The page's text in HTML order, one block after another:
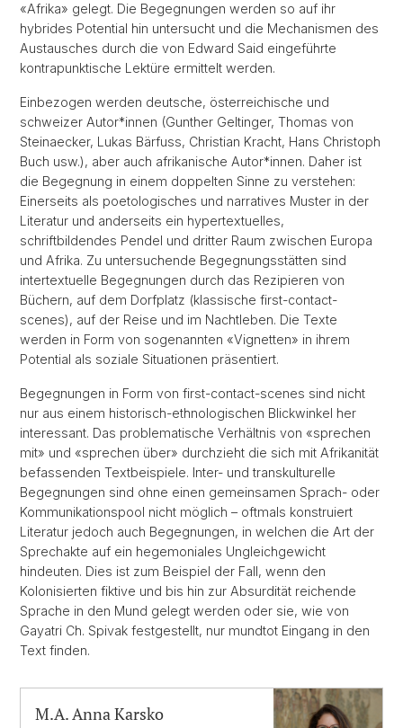
«Afrika» gelegt. Die Begegnungen werden so auf ihr
hybrides Potential hin untersucht und die Mechanismen des
Austausches durch die von Edward Said eingeführte
kontrapunktische Lektüre ermittelt werden.
Einbezogen werden deutsche, österreichische und
schweizer Autor*innen (Gunther Geltinger, Thomas von
Steinaecker, Lukas Bärfuss, Christian Kracht, Hans Christoph
Buch usw.), aber auch afrikanische Autor*innen. Daher ist
die Begegnung in einem doppelten Sinne zu verstehen:
Einerseits als poetologisches und narratives Muster in der
Literatur und anderseits ein hypertextuelles,
schriftbildendes Pendel und dritter Raum zwischen Europa
und Afrika. Zu untersuchende Begegnungsstätten sind
intertextuelle Begegnungen durch das Rezipieren von
Büchern, auf dem Dorfplatz (klassische first-contact-
scenes), auf der Reise und im Nachtleben. Die Texte
werden in Form von sogenannten «Vignetten» in ihrem
Potential als soziale Situationen präsentiert.
Begegnungen in Form von first-contact-scenes sind nicht
nur aus einem historisch-ethnologischen Blickwinkel her
interessant. Das problematische Verhältnis von «sprechen
mit» und «sprechen über» durchzieht die sich mit Afrikanität
befassenden Textbeispiele. Inter- und transkulturelle
Begegnungen sind ohne einen gemeinsamen Sprach- oder
Kommunikationspool nicht möglich – oftmals konstruiert
Literatur jedoch auch Begegnungen, in welchen die Art der
Sprechakte auf ein hegemoniales Ungleichgewicht
hindeuten. Dies ist zum Beispiel der Fall, wenn den
Kolonisierten fiktive und bis hin zur Absurdität reichende
Sprache in den Mund gelegt werden oder sie, wie von
Gayatri Ch. Spivak festgestellt, nur mundtot Eingang in den
Text finden.
M.A. Anna Karsko